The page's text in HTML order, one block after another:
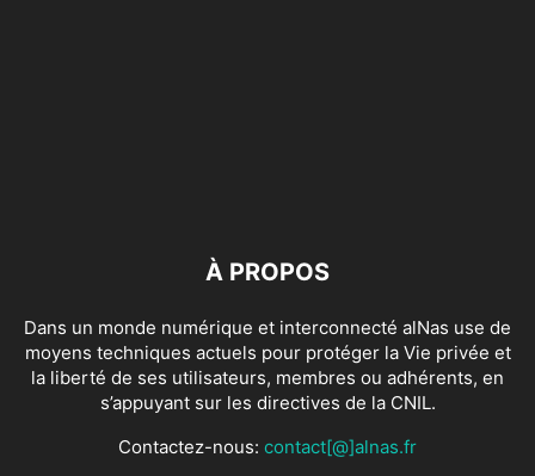
s’appuyant sur les directives de la CNIL.
SUIVEZ NOUS